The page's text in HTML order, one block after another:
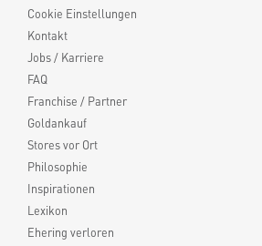
Cookie Einstellungen
Kontakt
Jobs / Karriere
FAQ
Franchise / Partner
Goldankauf
Stores vor Ort
Philosophie
Inspirationen
Lexikon
Ehering verloren